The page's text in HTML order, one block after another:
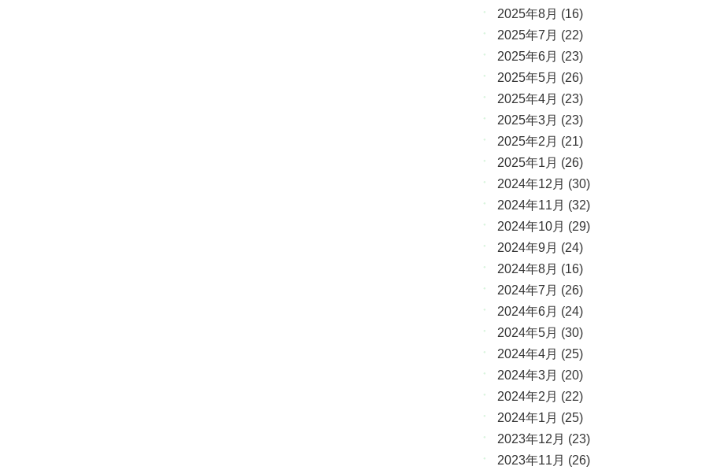
2025年8月 (16)
2025年7月 (22)
2025年6月 (23)
2025年5月 (26)
2025年4月 (23)
2025年3月 (23)
2025年2月 (21)
2025年1月 (26)
2024年12月 (30)
2024年11月 (32)
2024年10月 (29)
2024年9月 (24)
2024年8月 (16)
2024年7月 (26)
2024年6月 (24)
2024年5月 (30)
2024年4月 (25)
2024年3月 (20)
2024年2月 (22)
2024年1月 (25)
2023年12月 (23)
2023年11月 (26)